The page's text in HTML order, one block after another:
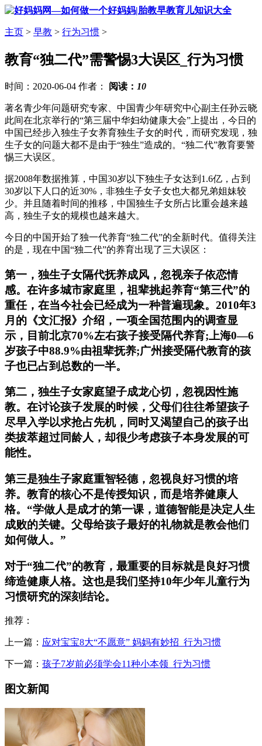
主页 > 早教 > 行为习惯 >
教育“独二代”需警惕3大误区_行为习惯
时间：2020-06-04 作者： 阅读： 10
著名青少年问题研究专家、中国青少年研究中心副主任孙云晓
此间在北京举行的“第三届中华妇幼健康大会”上提出，今日的
中国已经步入独生子女养育独生子女的时代，而研究发现，独
生子女的问题大都不是由于“独生”造成的。“独二代”教育要警
惕三大误区。
据2008年数据推算，中国30岁以下独生子女达到1.6亿，占到
30岁以下人口的近30%，非独生子女子女也大都兄弟姐妹较
少。并且随着时间的推移，中国独生子女所占比重会越来越
高，独生子女的规模也越来越大。
今日的中国开始了独一代养育“独二代”的全新时代。值得关注
的是，现在中国“独二代”的养育出现了三大误区：
第一，独生子女隔代抚养成风，忽视亲子依恋情
感。在许多城市家庭里，祖辈挑起养育“第三代”的
重任，在当今社会已经成为一种普遍现象。2010年3
月的《文汇报》介绍，一项全国范围内的调查显
示，目前北京70%左右孩子接受隔代养育;上海0—6
岁孩子中88.9%由祖辈抚养;广州接受隔代教育的孩
子也已占到总数的一半。
第二，独生子女家庭望子成龙心切，忽视因性施
教。在讨论孩子发展的时候，父母们往往希望孩子
尽早入学以求抢占先机，同时又渴望自己的孩子出
类拔萃超过同龄人，却很少考虑孩子本身发展的可
能性。
第三是独生子家庭重智轻德，忽视良好习惯的培
养。教育的核心不是传授知识，而是培养健康人
格。“学做人是成才的第一课，道德智能是决定人生
成败的关键。父母给孩子最好的礼物就是教会他们
如何做人。”
对于“独二代”的教育，最重要的目标就是良好习惯
缔造健康人格。这也是我们坚持10年少年儿童行为
习惯研究的深刻结论。
推荐：
上一篇： 应对宝宝8大“不愿意” 妈妈有妙招_行为习惯
下一篇： 孩子7岁前必须学会11种小本领_行为习惯
图文新闻